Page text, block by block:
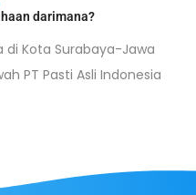
darimana?
di Kota Surabaya-Jawa
PT Pasti Asli Indonesia